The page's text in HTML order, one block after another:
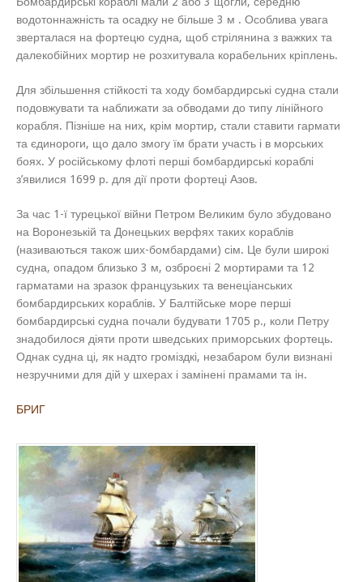
водотоннажність та осадку не більше 3 м . Особлива увага
зверталася на фортецю судна, щоб стрілянина з важких та
далекобійних мортир не розхитувала корабельних кріплень.
Для збільшення стійкості та ходу бомбардирські судна стали
подовжувати та наближати за обводами до типу лінійного
корабля. Пізніше на них, крім мортир, стали ставити гармати
та єдинороги, що дало змогу їм брати участь і в морських
боях. У російському флоті перші бомбардирські кораблі
з’явилися 1699 р. для дії проти фортеці Азов.
За час 1-ї турецької війни Петром Великим було збудовано
на Воронезькій та Донецьких верфях таких кораблів
(називаються також ших-бомбардами) сім. Це були широкі
судна, опадом близько 3 м, озброєні 2 мортирами та 12
гарматами на зразок французьких та венеціанських
бомбардирських кораблів. У Балтійське море перші
бомбардирські судна почали будувати 1705 р., коли Петру
знадобилося діяти проти шведських приморських фортець.
Однак судна ці, як надто громіздкі, незабаром були визнані
незручними для дій у шхерах і замінені прамами та ін.
БРИГ